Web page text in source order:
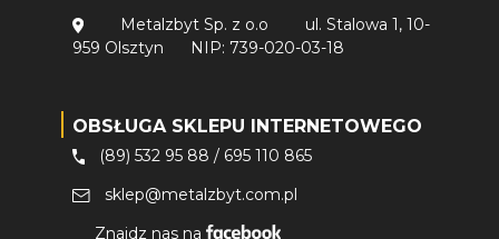
Metalzbyt Sp. z o.o
ul. Stalowa 1, 10-
959 Olsztyn
NIP: 739-020-03-18
OBSŁUGA SKLEPU INTERNETOWEGO
(89) 532 95 88 / 695 110 865
sklep@metalzbyt.com.pl
Znajdz nas na